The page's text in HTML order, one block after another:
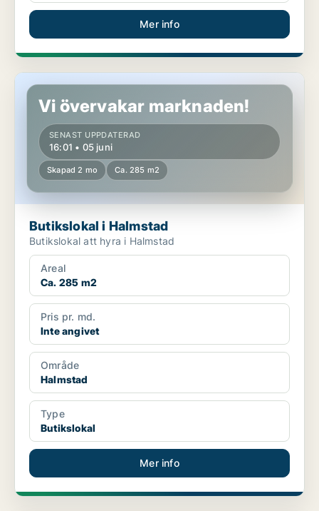
Mer info
Butikslokal i Halmstad
Vi övervakar marknaden!
SENAST UPPDATERAD
16:01 • 05 juni
Skapad 2 mo Ca. 285 m2
Butikslokal i Halmstad
Butikslokal att hyra i Halmstad
Areal
Ca. 285 m2
Pris pr. md.
Inte angivet
Område
Halmstad
Type
Butikslokal
Mer info